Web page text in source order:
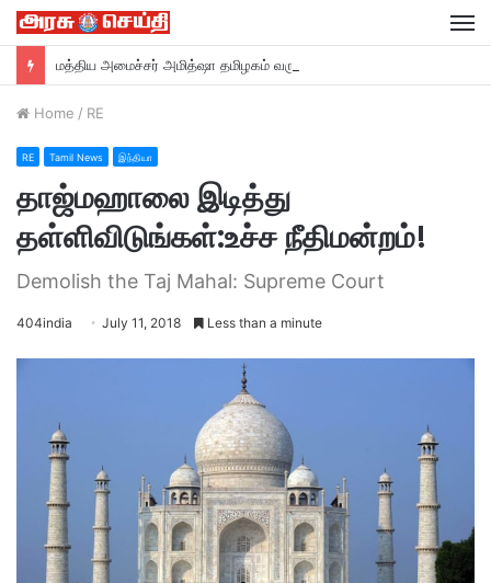
மத்திய அமைச்சர் அமித்ஷா தமிழகம் வருகை….
Home / RE
RE Tamil News இந்தியா
தாஜ்மஹாலை இடித்து
தள்ளிவிடுங்கள்:உச்ச நீதிமன்றம்!
Demolish the Taj Mahal: Supreme Court
404india July 11, 2018 Less than a minute